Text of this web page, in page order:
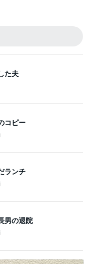
た夫
コピー
ランチ
男の退院